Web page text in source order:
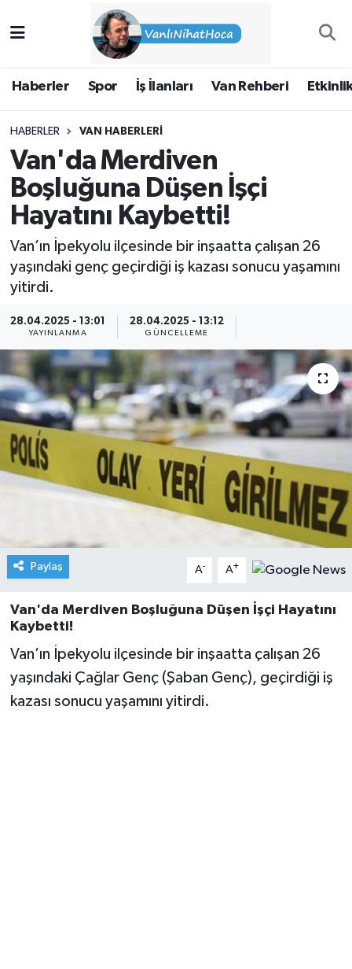
Haberler Spor İş İlanları Van Rehberi
HABERLER VAN HABERLERI
Van'da Merdiven
Boşluğuna Düşen İşçi
Hayatını Kaybetti!
Van’ın İpekyolu ilçesinde bir inşaatta çalışan 26
yaşındaki genç geçirdiği iş kazası sonucu yaşamını
yitirdi.
28.04.2025 - 13:01
YAYINLANMA
28.04.2025 - 13:12
GÜNCELLEME
Paylaş A- A+
Van'da Merdiven Boşluğuna Düşen İşçi Hayatını
Kaybetti!
Van’ın İpekyolu ilçesinde bir inşaatta çalışan 26
yaşındaki Çağlar Genç (Şaban Genç), geçirdiği iş
kazası sonucu yaşamını yitirdi.
Van Rehberi
Etkinlikler
Köşe Yazıları
İpekyolu Nöbetçi Eczaneler
Süper Lig Puan Durumu ve Fikstür
Tüm Manşetler
Son Dakika Haberleri